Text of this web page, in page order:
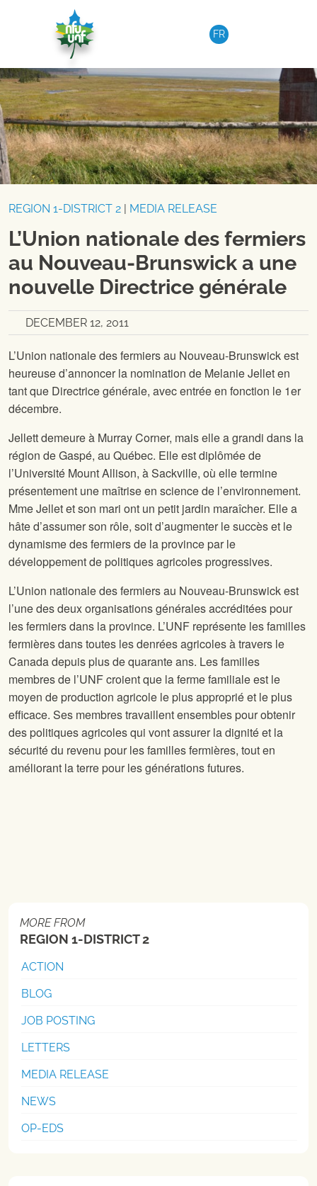
FR
REGION 1-DISTRICT 2 MEDIA RELEASE
L’Union nationale des fermiers
au Nouveau-Brunswick a une
nouvelle Directrice générale
DECEMBER 12, 2011
L’Union nationale des fermiers au Nouveau-Brunswick est
heureuse d’annoncer la nomination de Melanie Jellet en
tant que Directrice générale, avec entrée en fonction le 1er
décembre.
Jellett demeure à Murray Corner, mais elle a grandi dans la
région de Gaspé, au Québec. Elle est diplômée de
l’Université Mount Allison, à Sackville, où elle termine
présentement une maîtrise en science de l’environnement.
Mme Jellet et son mari ont un petit jardin maraîcher. Elle a
hâte d’assumer son rôle, soit d’augmenter le succès et le
dynamisme des fermiers de la province par le
développement de politiques agricoles progressives.
L’Union nationale des fermiers au Nouveau-Brunswick est
l’une des deux organisations générales accréditées pour
les fermiers dans la province. L’UNF représente les familles
fermières dans toutes les denrées agricoles à travers le
Canada depuis plus de quarante ans. Les familles
membres de l’UNF croient que la ferme familiale est le
moyen de production agricole le plus approprié et le plus
efficace. Ses membres travaillent ensembles pour obtenir
des politiques agricoles qui vont assurer la dignité et la
sécurité du revenu pour les familles fermières, tout en
améliorant la terre pour les générations futures.
MORE FROM
REGION 1-DISTRICT 2
ACTION
BLOG
JOB POSTING
LETTERS
MEDIA RELEASE
NEWS
OP-EDS